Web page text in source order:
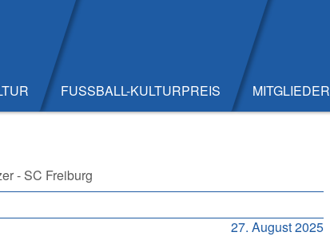
FUSSBALL-KULTURPREIS MITGLIEDER
- SC Freiburg
27. August 2025